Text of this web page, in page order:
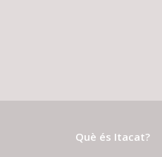
Què és Itacat?